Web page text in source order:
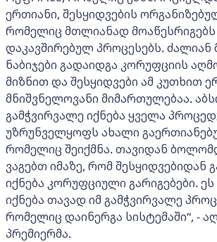
ერთიანი, შესყიდვების
რომელიც მთლიანად მოაწესრიგებს
დაკავშირებულ პროცესებს. ძალიან
ნაბიჯები გადაიდგა კორუფციის
მიზნით და შესყიდვები ამ კუთხით
მნიშვნელოვანი მიმართულებაა.
გამჭვირვალე იქნება ყველა
უზრუნველყოფს ახალი
რომელიც შეიქმნა. თავიდან
ვაგებთ იმაზე, რომ შესყიდვებიდან
იქნება კორუფციული გარიგებები.
იქნება თავად იმ გამჭვირვალე
რომელიც დაინერგა სისტემაში“, -
პრემიერმა.